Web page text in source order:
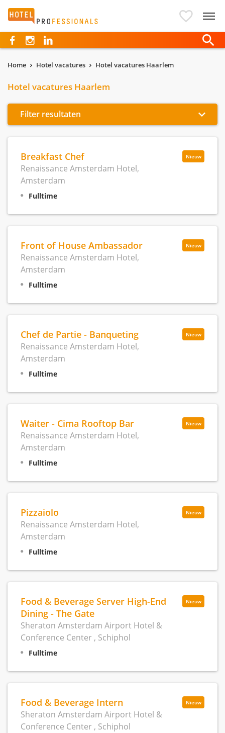
Hotelprofessionals
Home Hotel vacatures Hotel vacatures Haarlem
Hotel vacatures Haarlem
Filter resultaten
Nieuw
Breakfast Chef
Renaissance Amsterdam Hotel,
Amsterdam
Fulltime
Nieuw
Front of House Ambassador
Renaissance Amsterdam Hotel,
Amsterdam
Fulltime
Nieuw
Chef de Partie - Banqueting
Renaissance Amsterdam Hotel,
Amsterdam
Fulltime
Nieuw
Waiter - Cima Rooftop Bar
Renaissance Amsterdam Hotel,
Amsterdam
Fulltime
Nieuw
Pizzaiolo
Renaissance Amsterdam Hotel,
Amsterdam
Fulltime
Nieuw
Food & Beverage Server High-End
Dining - The Gate
Sheraton Amsterdam Airport Hotel &
Conference Center , Schiphol
Fulltime
Nieuw
Food & Beverage Intern
Sheraton Amsterdam Airport Hotel &
Conference Center , Schiphol